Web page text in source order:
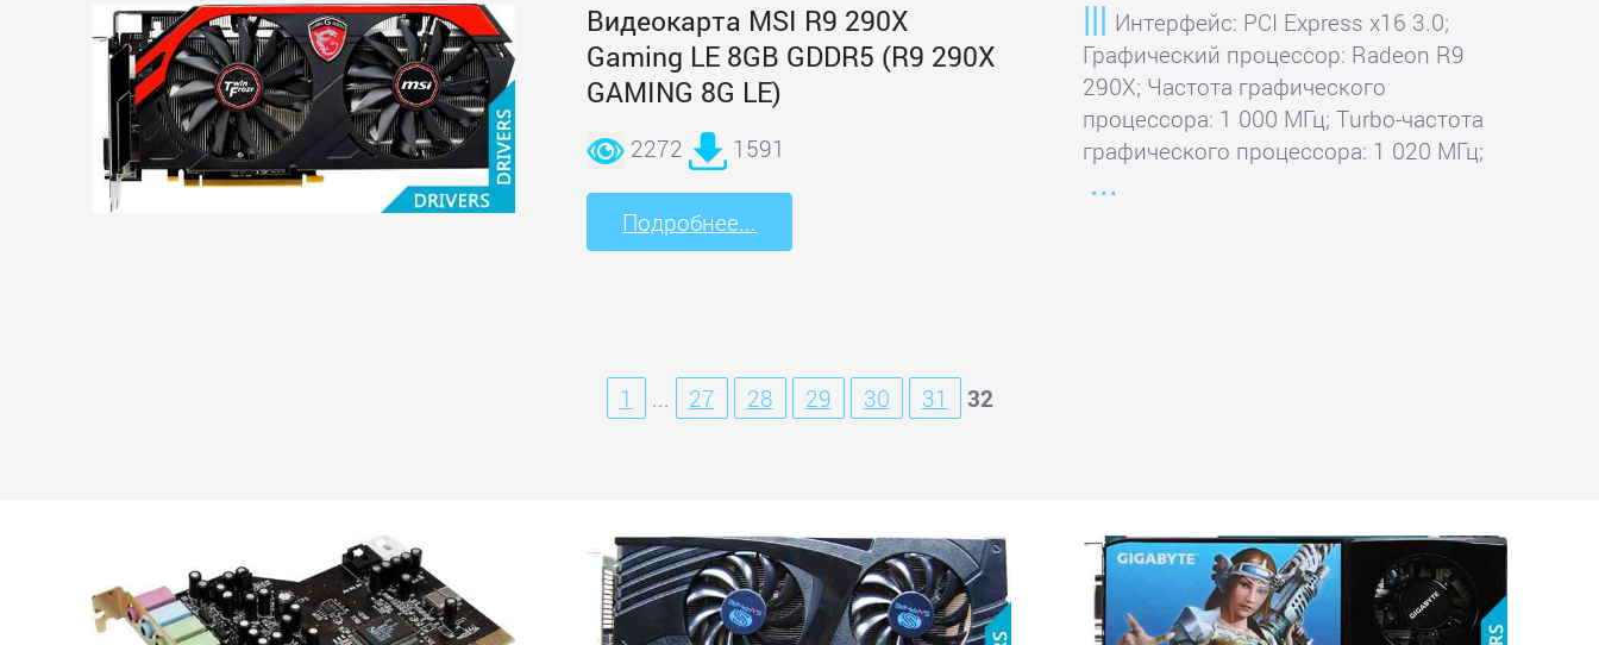
Видеокарта MSI R9 290X
Gaming LE 8GB GDDR5 (R9 290X
GAMING 8G LE)
2272 1591
Подробнее...
Интерфейс: PCI Express x16 3.0;
Графический процессор: Radeon R9
290X; Частота графического
процессора: 1 000 МГц; Turbo-частота
графического процессора: 1 020 МГц;
1 ... 27 28 29 30 31 32
A4Tech